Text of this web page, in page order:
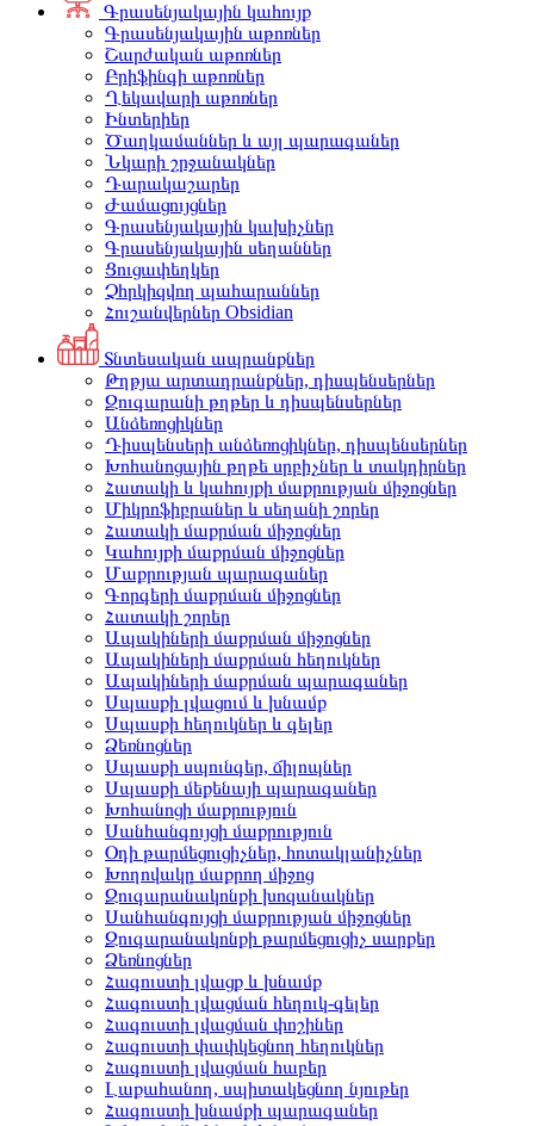
Գրասենյակային կահույք
Գրասենյակային աթոռներ
Շարժական աթոռներ
Բրիֆինգի աթոռներ
Ղեկավարի աթոռներ
Ինտերիեր
Ծաղկամաններ և այլ պարագաներ
Նկարի շրջանակներ
Դարակաշարեր
Ժամացույցներ
Գրասենյակային կախիչներ
Գրասենյակային սեղաններ
Ցուցափեղկեր
Չհրկիզվող պահարաններ
Հուշանվերներ Obsidian
Տնտեսական ապրանքներ
Թղթյա արտադրանքներ, դիսպենսերներ
Զուգարանի թղթեր և դիսպենսերներ
Անձեռոցիկներ
Դիսպենսերի անձեռոցիկներ, դիսպենսերներ
Խոհանոցային թղթե սրբիչներ և տակդիրներ
Հատակի և կահույքի մաքրության միջոցներ
Միկրոֆիբրաներ և սեղանի շորեր
Հատակի մաքրման միջոցներ
Կահույքի մաքրման միջոցներ
Մաքրության պարագաներ
Գորգերի մաքրման միջոցներ
Հատակի շորեր
Ապակիների մաքրման միջոցներ
Ապակիների մաքրման հեղուկներ
Ապակիների մաքրման պարագաներ
Սպասքի լվացում և խնամք
Սպասքի հեղուկներ և գելեր
Ձեռնոցներ
Սպասքի սպունգեր, ճիլոպներ
Սպասքի մեքենայի պարագաներ
Խոհանոցի մաքրություն
Սանհանգույցի մաքրություն
Օդի թարմեցուցիչներ, հոտակլանիչներ
Խողովակը մաքրող միջոց
Զուգարանակոնքի խոզանակներ
Սանհանգույցի մաքրության միջոցներ
Զուգարանակոնքի թարմեցուցիչ սարքեր
Ձեռնոցներ
Հագուստի լվացք և խնամք
Հագուստի լվացման հեղուկ-գելեր
Հագուստի լվացման փոշիներ
Հագուստի փափկեցնող հեղուկներ
Հագուստի լվացման հաբեր
Լաքահանող, սպիտակեցնող նյութեր
Հագուստի խնամքի պարագաներ